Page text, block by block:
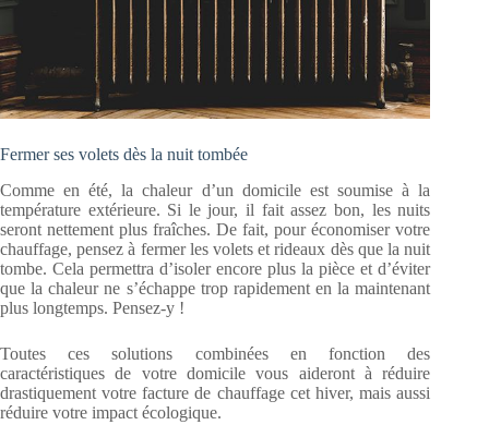
Fermer ses volets dès la nuit tombée
Comme en été, la chaleur d’un domicile est soumise à la
température extérieure. Si le jour, il fait assez bon, les nuits
seront nettement plus fraîches. De fait, pour économiser votre
chauffage, pensez à fermer les volets et rideaux dès que la nuit
tombe. Cela permettra d’isoler encore plus la pièce et d’éviter
que la chaleur ne s’échappe trop rapidement en la maintenant
plus longtemps. Pensez-y !
Toutes ces solutions combinées en fonction des
caractéristiques de votre domicile vous aideront à réduire
drastiquement votre facture de chauffage cet hiver, mais aussi
réduire votre impact écologique.